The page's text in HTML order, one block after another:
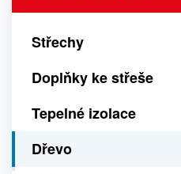
Střechy
Doplňky ke střeše
Tepelné izolace
Dřevo